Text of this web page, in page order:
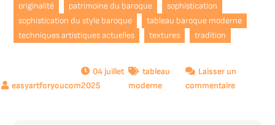
originalité
patrimoine du baroque
sophistication
sophistication du style baroque
tableau baroque moderne
techniques artistiques actuelles
textures tradition
04 juillet
2025
tableau
moderne
Laisser un
commentairesur